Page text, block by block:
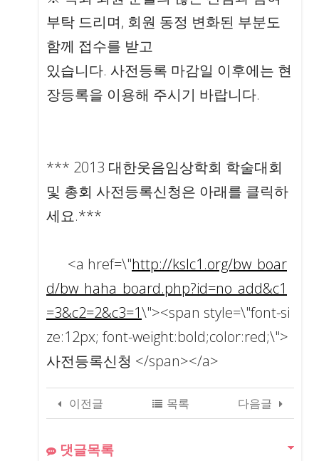
부탁 드리며, 회원 동정 변화된 부분도
함께 접수를 받고
있습니다. 사전등록 마감일 이후에는 현
장등록을 이용해 주시기 바랍니다.
*** 2013 대한웃음임상학회 학술대회
및 총회 사전등록신청은 아래를 클릭하
세요.***
<a href=\"http://kslc1.org/bw_boar
d/bw_haha_board.php?id=no_add&c1
=3&c2=2&c3=1\"><span style=\"font-si
ze:12px; font-weight:bold;color:red;\">
사전등록신청 </span></a>
이전글 다음글
목록
댓글목록